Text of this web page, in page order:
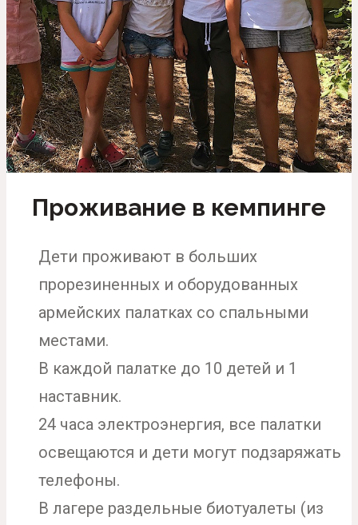
Проживание в кемпинге
Дети проживают в больших
прорезиненных и оборудованных
армейских палатках со спальными
местами.
В каждой палатке до 10 детей и 1
наставник.
24 часа электроэнергия, все палатки
освещаются и дети могут подзаряжать
телефоны.
В лагере раздельные биотуалеты (из